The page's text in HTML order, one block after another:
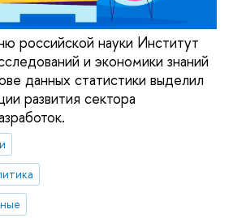
российской науки Институт
и экономики знаний
данных статистики выделил
развития сектора